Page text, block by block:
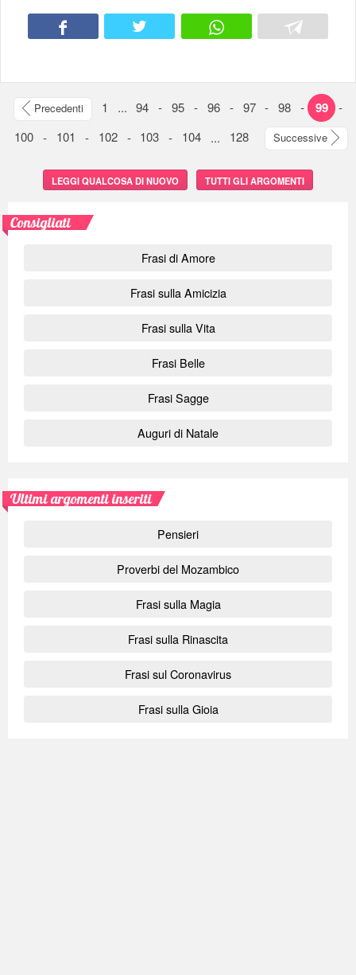
Precedenti 1 ... 94 - 95 - 96 - 97 - 98 - 99
-
100 - 101 - 102 - 103 - 104 ... 128 Successive
LEGGI QUALCOSA DI NUOVO TUTTI GLI ARGOMENTI
Consigliati
Frasi di Amore
Frasi sulla Amicizia
Frasi sulla Vita
Frasi Belle
Frasi Sagge
Auguri di Natale
Ultimi argomenti inseriti
Pensieri
Proverbi del Mozambico
Frasi sulla Magia
Frasi sulla Rinascita
Frasi sul Coronavirus
Frasi sulla Gioia